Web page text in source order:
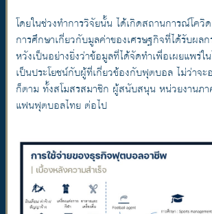
โดยในช่วงทำการวิจัยนั้น ได้เกิดสถานการณ์โควิ
การศึกษาเกี่ยวกับมูลค่าของเศรษฐกิจที่ได้รับผล
หวังเป็นอย่างยิ่งว่าข้อมูลที่ได้จัดทำเพื่อเผยแพร่ใ
เป็นประโยชน์กับผู้ที่เกี่ยวข้องกับฟุตบอล ไม่ว่าจะ
ก็ตาม ทั้งสโมสรสมาชิก ผู้สนับสนุน หน่วยงานภ
แฟนฟุตบอลไทย ต่อไป